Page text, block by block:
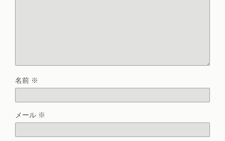
名前 ※
メール ※